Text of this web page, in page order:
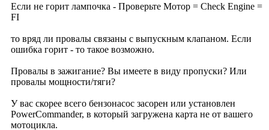
Если не горит лампочка - Проверьте Мотор = Check Engine =
FI
то вряд ли провалы связаны с выпускным клапаном. Если
ошибка горит - то такое возможно.
Провалы в зажигание? Вы имеете в виду пропуски? Или
провалы мощности/тяги?
У вас скорее всего бензонасос засорен или установлен
PowerCommander, в который загружена карта не от вашего
мотоцикла.